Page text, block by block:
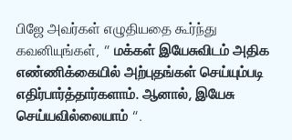
பிஜே அவர்கள் எழுதியதை கூர்ந்து
கவனியுங்கள், ” மக்கள் இயேசுவிடம் அதிக
எண்ணிக்கையில் அற்புதங்கள் செய்யும்படி
எதிர்பார்த்தார்களாம். ஆனால், இயேசு
செய்யவில்லையாம் “.